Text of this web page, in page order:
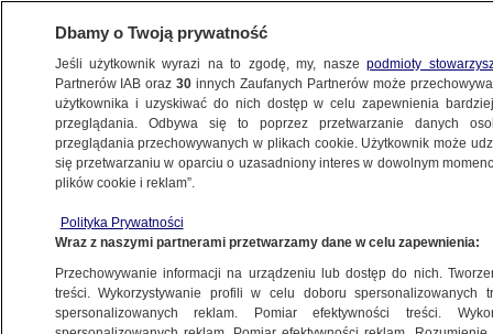
BIZNES
ZE ŚWIATA
nie może być wymówką dla braku
dyscypliny budżetowej
30.09.2015, 18:52
Dbamy o Twoją prywatność
Jeśli użytkownik wyrazi na to zgodę, my, naszepodmioty
Partnerów IAB oraz30 innych Zaufanych Partnerów może
użytkownika i uzyskiwać do nich dostęp w celu zapewnienia
przeglądania. Odbywa się to poprzez przetwarzanie danych
przeglądania przechowywanych w plikach cookie. Użytkownik może
się przetwarzaniu w oparciu o uzasadniony interes w dowolnym
plików cookie i reklam”.
Polityka Prywatności
Wraz z naszymi partnerami przetwarzamy dane w celu zapewnienia:
Przechowywanie informacji na urządzeniu lub dostęp do nich.
treści. Wykorzystywanie profili w celu doboru spersonalizowanych
spersonalizowanych reklam. Pomiar efektywności treści.